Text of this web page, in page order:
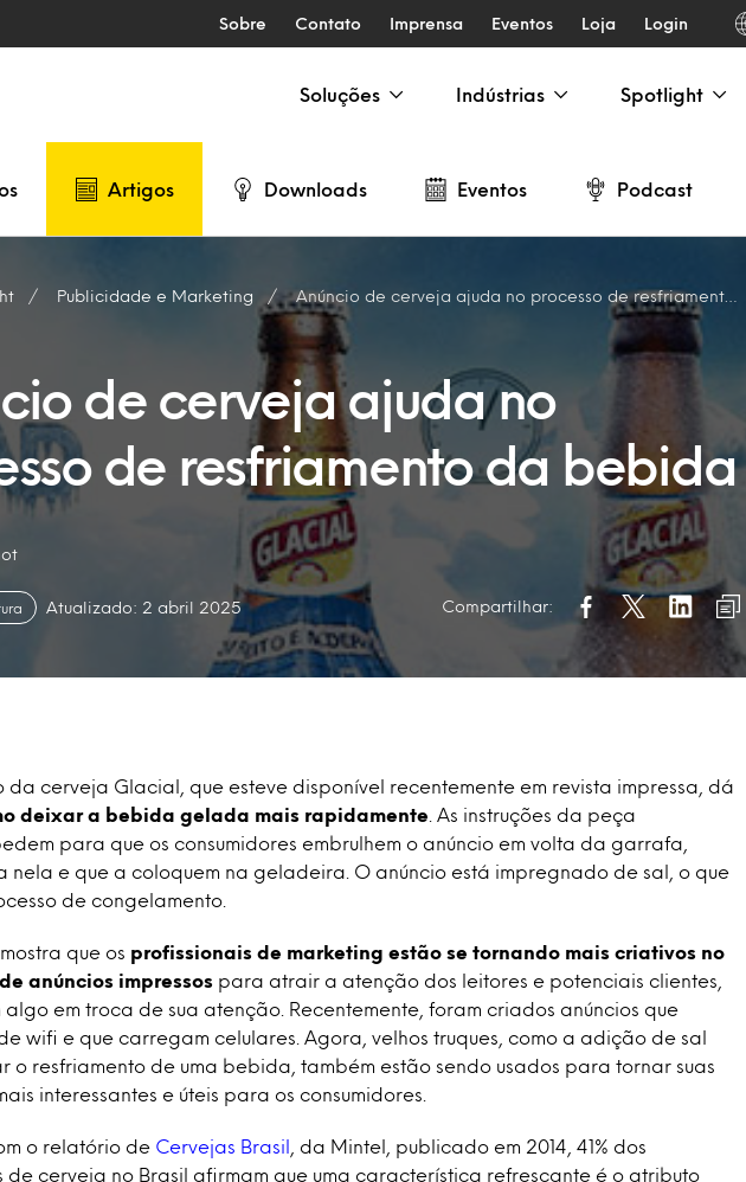
Sobre Contato Imprensa Eventos Loja Login
Soluções Indústrias Spotlight
Artigos Downloads Eventos Podcast
Publicidade e Marketing Anúncio de cerveja ajuda no processo de resfriamento da bebida
de cerveja ajuda no
de resfriamento da bebida
Atualizado: 2 abril 2025 Compartilhar:
da cerveja Glacial, que esteve disponível recentemente em revista impressa, dá
deixar a bebida gelada mais rapidamente . As instruções da peça
para que os consumidores embrulhem o anúncio em volta da garrafa,
nela e que a coloquem na geladeira. O anúncio está impregnado de sal, o que
de congelamento.
que os profissionais de marketing estão se tornando mais criativos no
anúncios impressos para atrair a atenção dos leitores e potenciais clientes,
algo em troca de sua atenção. Recentemente, foram criados anúncios que
wifi e que carregam celulares. Agora, velhos truques, como a adição de sal
o resfriamento de uma bebida, também estão sendo usados para tornar suas
interessantes e úteis para os consumidores.
o relatório de Cervejas Brasil
, da Mintel, publicado em 2014, 41% dos
de cerveja no Brasil afirmam que uma característica refrescante é o atributo